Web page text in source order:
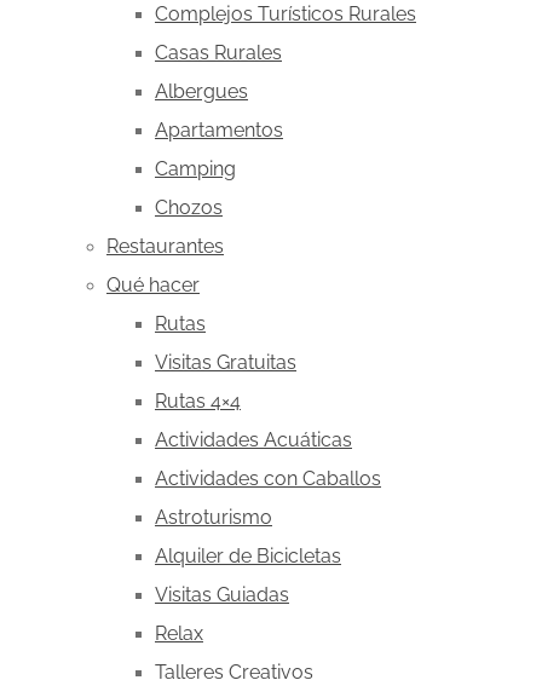
Complejos Turísticos Rurales
Casas Rurales
Albergues
Apartamentos
Camping
Chozos
Restaurantes
Qué hacer
Rutas
Visitas Gratuitas
Rutas 4×4
Actividades Acuáticas
Actividades con Caballos
Astroturismo
Alquiler de Bicicletas
Visitas Guiadas
Relax
Talleres Creativos